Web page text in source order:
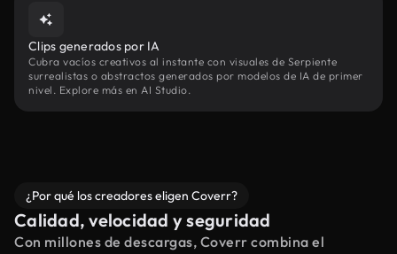
Clips generados por IA
Cubra vacíos creativos al instante con visuales de Serpiente
surrealistas o abstractos generados por modelos de IA de primer
nivel. Explore más en AI Studio.
¿Por qué los creadores eligen Coverr?
Calidad, velocidad y seguridad
Con millones de descargas, Coverr combina el